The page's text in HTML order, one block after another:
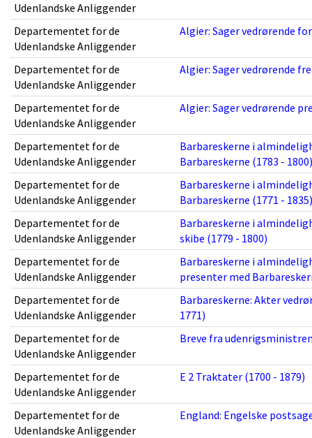
Udenlandske Anliggender
Departementet for de
Udenlandske Anliggender
Algier: Sager vedrørende
Departementet for de
Udenlandske Anliggender
Algier: Sager vedrørende
Departementet for de
Udenlandske Anliggender
Algier: Sager vedrørende
Departementet for de
Udenlandske Anliggender
Barbareskerne i
Barbareskerne (1783 - 1800)
Departementet for de
Udenlandske Anliggender
Barbareskerne i
Barbareskerne (1771 - 1835)
Departementet for de
Udenlandske Anliggender
Barbareskerne i
skibe (1779 - 1800)
Departementet for de
Udenlandske Anliggender
Barbareskerne i
presenter med
Departementet for de
Udenlandske Anliggender
Barbareskerne: Akter
1771)
Departementet for de
Udenlandske Anliggender
Breve fra
Departementet for de
Udenlandske Anliggender
E 2 Traktater (1700 - 1879)
Departementet for de
Udenlandske Anliggender
England: Engelske